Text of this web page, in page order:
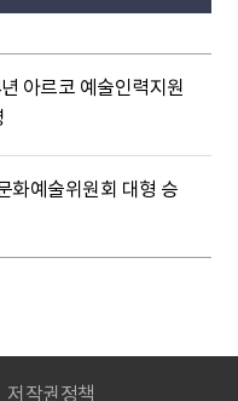
아르코 예술인력지원
화예술위원회 대형 승
저작권정책